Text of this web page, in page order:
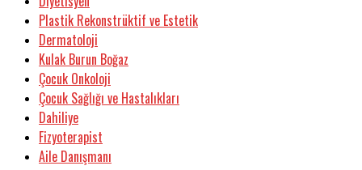
Plastik Rekonstrüktif ve Estetik
Dermatoloji
Kulak Burun Boğaz
Çocuk Onkoloji
Çocuk Sağlığı ve Hastalıkları
Dahiliye
Fizyoterapist
Aile Danışmanı